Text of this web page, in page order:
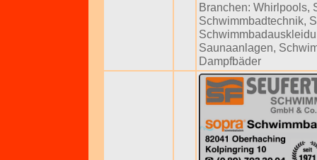
Branchen: Whirlpools,
Schwimmbadtechnik,
Saunaanlagen,
Dampfbäder